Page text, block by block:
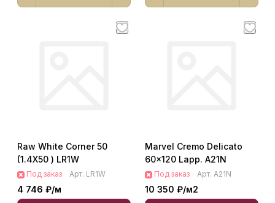
Raw White Corner 50
(1.4X50 ) LR1W
Под заказ Арт. LR1W
4 746 ₽/м
Marvel Cremo Delicato
60x120 Lapp. A21N
Под заказ Арт. A21N
10 350 ₽/м2